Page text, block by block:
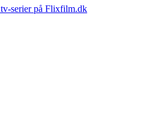
serier på Flixfilm.dk